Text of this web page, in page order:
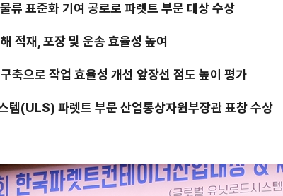
류 표준화 기여 공로로 파렛트 부문 대상 수상
적재 포장 및 운송 효율성 높여
구축으로 작업 효율성 개선 앞장선 점도 높이 평가
템(ULS) 파렛트 부문 산업통상자원부장관 표창 수상